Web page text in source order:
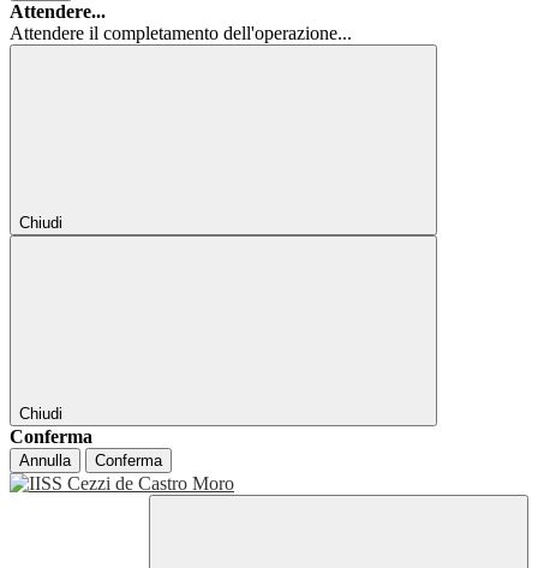
Attendere...
Attendere il completamento dell'operazione...
Chiudi
Chiudi
Conferma
Annulla Conferma